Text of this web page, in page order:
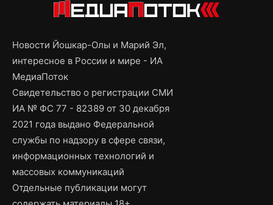
Новости Йошкар-Олы и Марий Эл,
интересное в России и мире - ИА
МедиаПоток
Свидетельство о регистрации СМИ
ИА № ФС 77 - 82389 от 30 декабря
2021 года выдано Федеральной
службы по надзору в сфере связи,
информационных технологий и
массовых коммуникаций
Отдельные публикации могут